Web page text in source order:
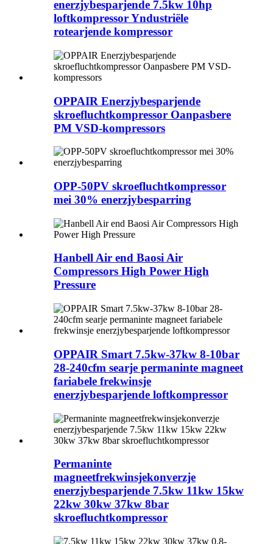
enerzjybesparjende 7.5kw 10hp
loftkompressor Yndustriële
rotearjende kompressor
OPPAIR Enerzjybesparjende
skroefluchtkompressor Oanpasbere
PM VSD-kompressors
OPP-50PV skroefluchtkompressor
mei 30% enerzjybesparring
Hanbell Air end Baosi Air
Compressors High Power High
Pressure
OPPAIR Smart 7.5kw-37kw 8-10bar
28-240cfm searje permaninte magneet
fariabele frekwinsje
enerzjybesparjende loftkompressor
Permaninte
magneetfrekwinsjekonverzje
enerzjybesparjende 7.5kw 11kw 15kw
22kw 30kw 37kw 8bar
skroefluchtkompressor